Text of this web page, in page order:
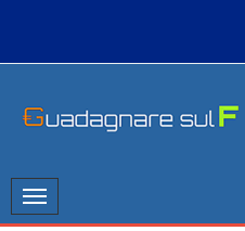
Toggle
navigation